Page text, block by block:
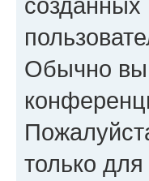
Обычно вы
только